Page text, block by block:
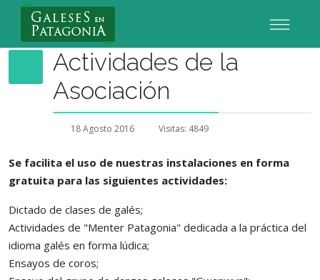
Nuevo Usuario
Actividades de la
Asociación
18 Agosto 2016 Visitas: 4849
Se facilita el uso de nuestras instalaciones en forma
gratuita para las siguientes actividades:
Dictado de clases de galés;
Actividades de "Menter Patagonia" dedicada a la práctica del
idioma galés en forma lúdica;
Ensayos de coros;